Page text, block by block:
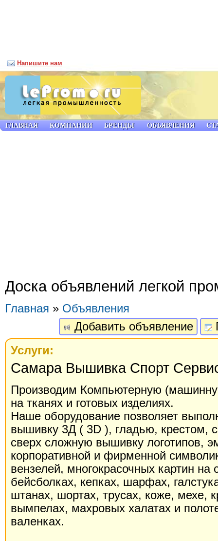
Доска объявлений легкой
Главная » Объявления
Добавить объявление
Услуги:
Самара Вышивка Спорт
Производим Компьютерную
на тканях и готовых изделиях.
Наше оборудование позволяет
вышивку 3Д ( 3D ), гладью, крестом,
сверх сложную вышивку логотипов,
корпоративной и фирменной
вензелей, многокрасочных картин
бейсболках, кепках, шарфах,
штанах, шортах, трусах, коже, мехе,
вымпелах, махровых халатах и
валенках.
ГЛАВНАЯ КОМПАНИИ БРЕНДЫ ОБЪЯВЛЕНИЯ
Напишите нам